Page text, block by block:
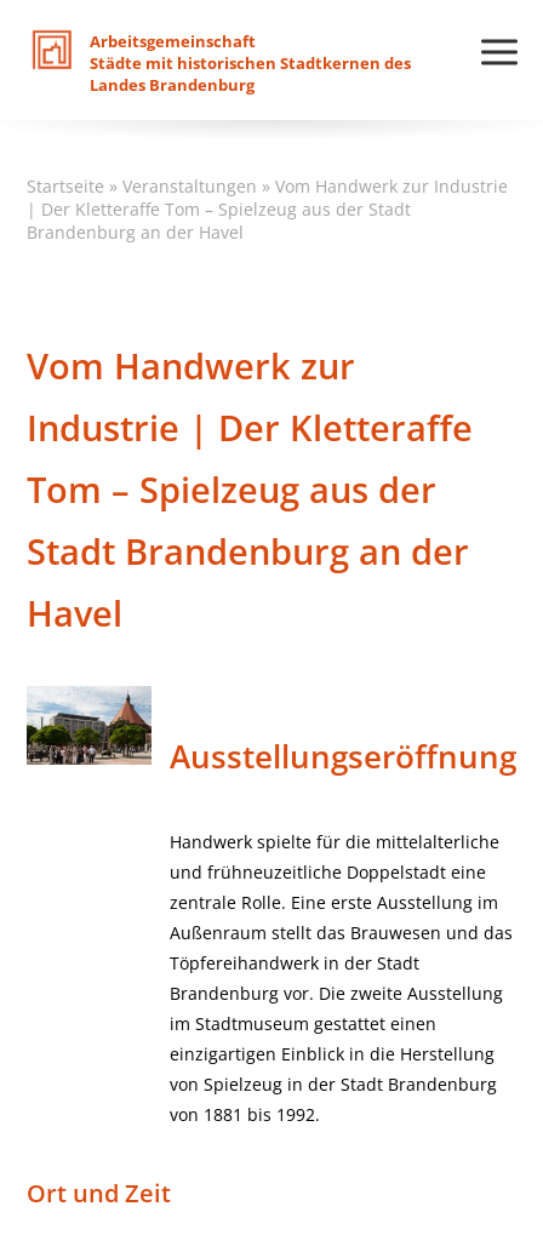
Arbeitsgemeinschaft
Städte mit historischen Stadtkernen des
Landes Brandenburg
Startseite »Veranstaltungen »Vom Handwerk zur Industrie
| Der Kletteraffe Tom – Spielzeug aus der Stadt
Brandenburg an der Havel
Vom Handwerk zur
Industrie | Der Kletteraffe
Tom – Spielzeug aus der
Stadt Brandenburg an der
Havel
Ausstellungseröffnung
Handwerk spielte für die mittelalterliche
und frühneuzeitliche Doppelstadt eine
zentrale Rolle. Eine erste Ausstellung im
Außenraum stellt das Brauwesen und das
Töpfereihandwerk in der Stadt
Brandenburg vor. Die zweite Ausstellung
im Stadtmuseum gestattet einen
einzigartigen Einblick in die Herstellung
von Spielzeug in der Stadt Brandenburg
von 1881 bis 1992.
Ort und Zeit